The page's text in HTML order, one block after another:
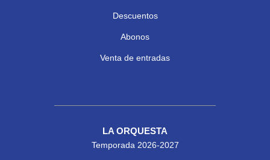
Descuentos
Abonos
Venta de entradas
LA ORQUESTA
Temporada 2026-2027